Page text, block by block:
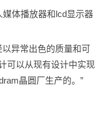
体播放器和lcd显示器
异常出色的质量和可
可以从现有设计中实现
晶圆厂生产的。”